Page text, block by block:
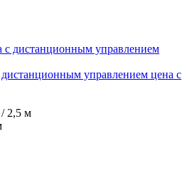
управлением цена с
/ 2,5 м